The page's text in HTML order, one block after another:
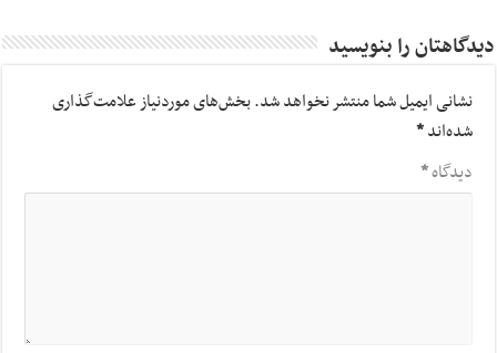
دیدگاهتان را بنویسید
نشانی ایمیل شما منتشر نخواهد شد.بخش‌های موردنیاز علامت‌گذاری
شده‌اند*
دیدگاه*